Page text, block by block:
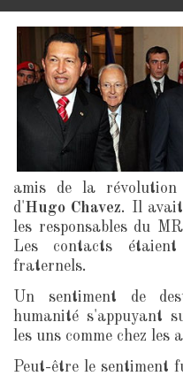
amis de la
d'Hugo Chavez. Il
les responsables du
Les contacts étaient
fraternels.
Un sentiment de
humanité s'appuyant
les uns comme chez les
Peut-être le sentiment